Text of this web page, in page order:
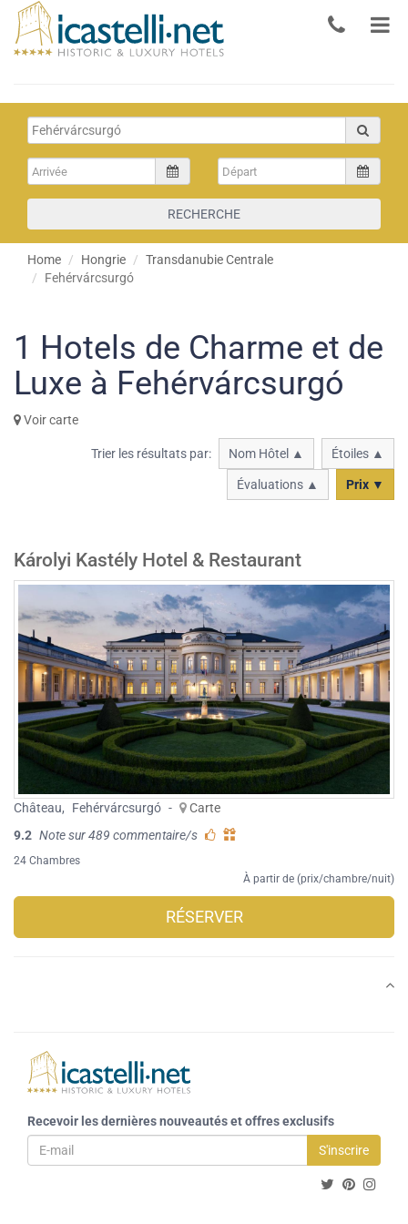
RECHERCHE
Home Hongrie
Transdanubie Centrale
Fehérvárcsurgó
1 Hotels de Charme et de
Luxe à Fehérvárcsurgó
Voir carte
Trier les résultats par: Nom Hôtel ▲ Étoiles ▲
Évaluations ▲ Prix ▼
Károlyi Kastély Hotel & Restaurant
Château, Fehérvárcsurgó -
Carte
9.2 Note sur 489 commentaire/s
24 Chambres
À partir de (prix/chambre/nuit)
RÉSERVER
Recevoir les dernières nouveautés et offres exclusifs
S'inscrire